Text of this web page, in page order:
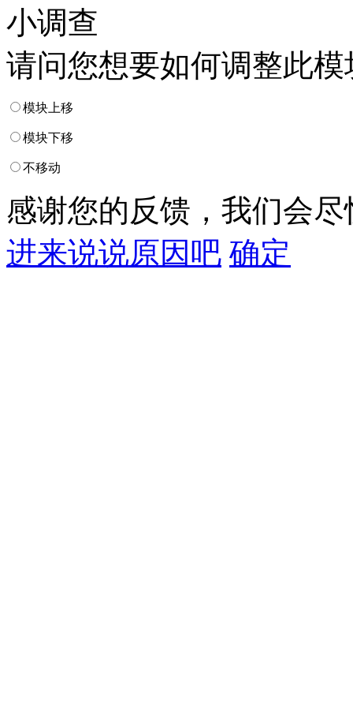
小调查
请问您想要如何调整此模
模块上移
模块下移
不移动
感谢您的反馈，我们会
进来说说原因吧 确定